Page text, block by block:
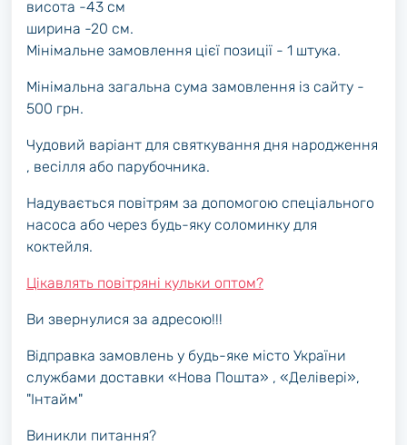
висота -43 см
ширина -20 см.
Мінімальне замовлення цієї позиції - 1 штука.
Мінімальна загальна сума замовлення із сайту -
500 грн.
Чудовий варіант для святкування дня народження
, весілля або парубочника.
Надувається повітрям за допомогою спеціального
насоса або через будь-яку соломинку для
коктейля.
Цікавлять повітряні кульки оптом?
Ви звернулися за адресою!!!
Відправка замовлень у будь-яке місто України
службами доставки «Нова Пошта» , «Делівері»,
"Інтайм"
Виникли питання?